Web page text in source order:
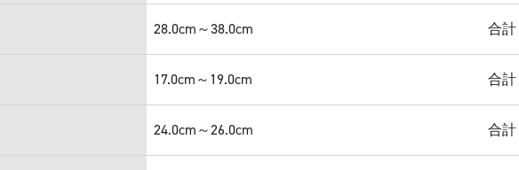
28.0cm～38.0cm 合
17.0cm～19.0cm 合
24.0cm～26.0cm 合